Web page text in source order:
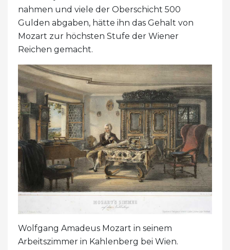
nahmen und viele der Oberschicht 500
Gulden abgaben, hätte ihn das Gehalt von
Mozart zur höchsten Stufe der Wiener
Reichen gemacht.
Wolfgang Amadeus Mozart in seinem
Arbeitszimmer in Kahlenberg bei Wien.